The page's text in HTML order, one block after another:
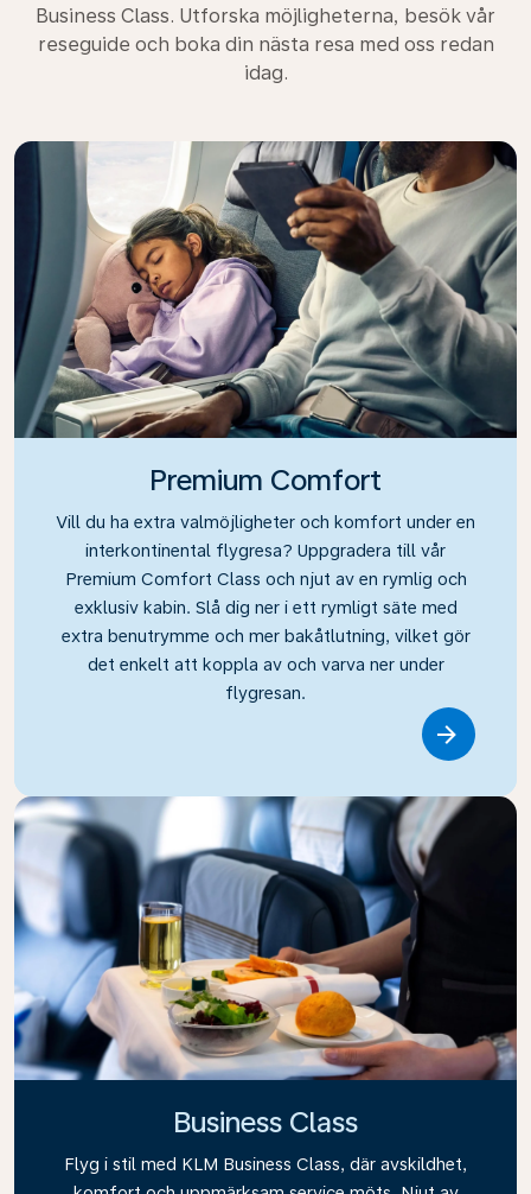
Business Class. Utforska möjligheterna, besök vår
reseguide och boka din nästa resa med oss redan
idag.
Premium Comfort
Vill du ha extra valmöjligheter och komfort under en
interkontinental flygresa? Uppgradera till vår
Premium Comfort Class och njut av en rymlig och
exklusiv kabin. Slå dig ner i ett rymligt säte med
extra benutrymme och mer bakåtlutning, vilket gör
det enkelt att koppla av och varva ner under
flygresan.
Business Class
Flyg i stil med KLM Business Class, där avskildhet,